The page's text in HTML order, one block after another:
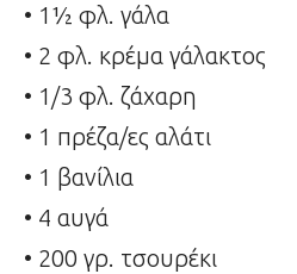
• 1½ φλ. γάλα
• 2 φλ. κρέμα γάλακτος
• 1/3 φλ. ζάχαρη
• 1 πρέζα/ες αλάτι
• 1 βανίλια
• 4 αυγά
• 200 γρ. τσουρέκι